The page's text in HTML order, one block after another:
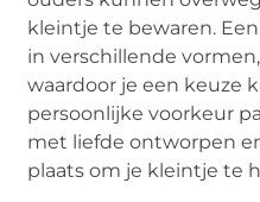
kleintje te bewaren.
in verschillende
waardoor je een keuze
persoonlijke voorkeur
met liefde ontworpen
plaats om je kleintje te